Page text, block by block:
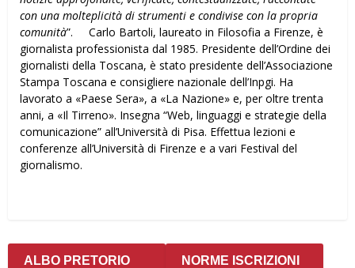
con una molteplicità di strumenti e condivise con la propria
comunità”. Carlo Bartoli, laureato in Filosofia a Firenze, è
giornalista professionista dal 1985. Presidente dell’Ordine dei
giornalisti della Toscana, è stato presidente dell’Associazione
Stampa Toscana e consigliere nazionale dell’Inpgi. Ha
lavorato a «Paese Sera», a «La Nazione» e, per oltre trenta
anni, a «Il Tirreno». Insegna “Web, linguaggi e strategie della
comunicazione” all’Università di Pisa. Effettua lezioni e
conferenze all’Università di Firenze e a vari Festival del
giornalismo.
ALBO PRETORIO NORME ISCRIZIONI